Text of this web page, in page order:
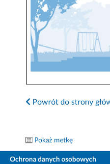
Powrót do strony
Pokaż metkę
Ochrona danych osobowych